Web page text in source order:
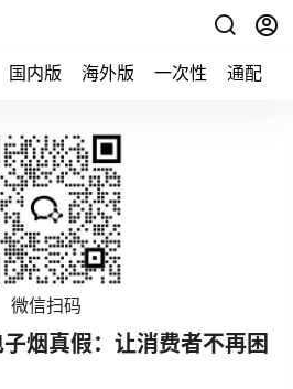
国内版 海外版 一次性 通配
微信扫码
烟真假：让消费者不再困